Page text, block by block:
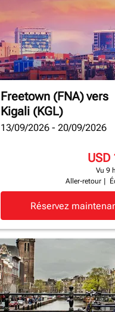
Freetown (FNA)vers
Kigali (KGL)
13/09/2026 - 20/09/2026
USD
Vu 9
Aller-retour
Réservez